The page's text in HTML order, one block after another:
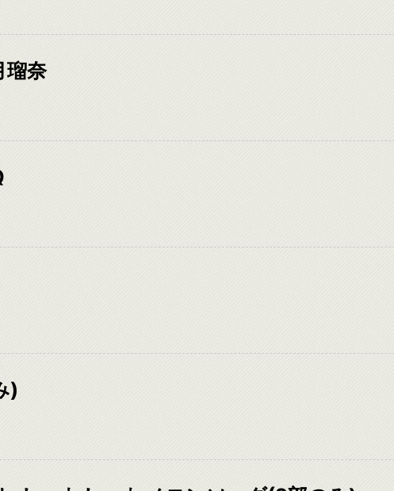
奈
)